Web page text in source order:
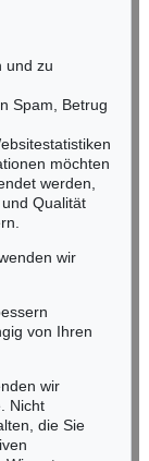
und zu
Spam, Betrug
möchten
werden,
Qualität
wir
von Ihren
wir
Nicht
die Sie